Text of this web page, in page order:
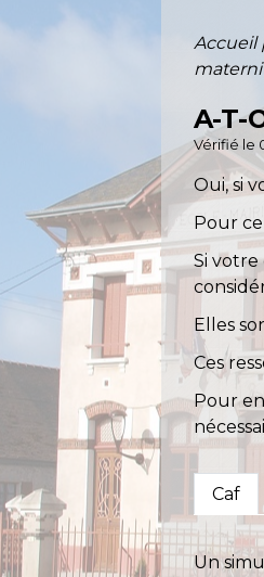
Accueil
A-T-
Vérifié le
Oui, si
Pour
Si
Elles
Ces
Pour
Caf
Un